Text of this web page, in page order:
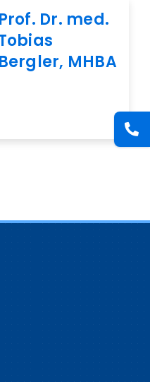
Prof. Dr. med.
Bergler, MHBA